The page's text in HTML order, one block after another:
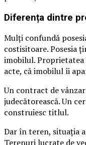
Diferența dintre
Mulți confundă
costisitoare. Posesia
imobilul.
acte, că imobilul îi
Un contract de
judecătorească. Un
construiesc titlul.
Dar în teren, situația
Terenuri lucrate de